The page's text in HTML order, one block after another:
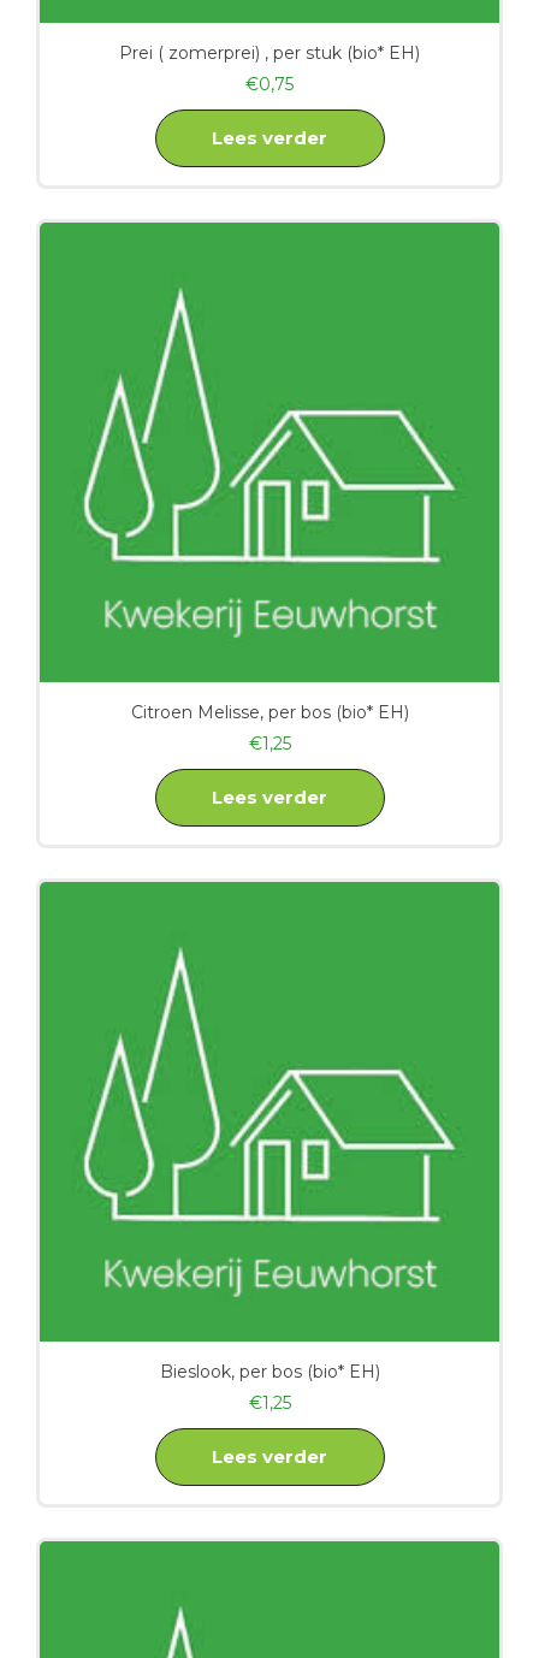
Prei ( zomerprei) , per stuk (bio* EH)
€0,75
Lees verder
Citroen Melisse, per bos (bio* EH)
€1,25
Lees verder
Bieslook, per bos (bio* EH)
€1,25
Lees verder